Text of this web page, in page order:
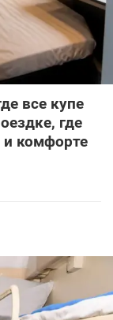
все купе
где
комфорте